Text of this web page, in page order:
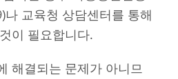
나 교육청 상담센터를 통해
이 필요합니다.
해결되는 문제가 아니므